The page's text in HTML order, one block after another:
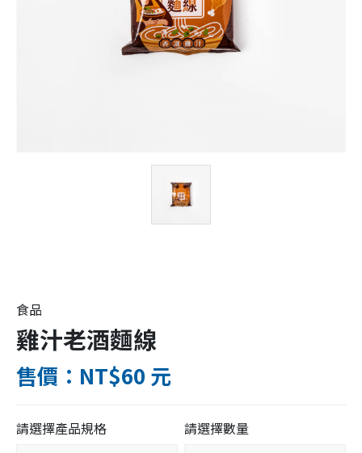
食品
雞汁老酒麵線
售價：NT$60 元
請選擇產品規格 請選擇數量